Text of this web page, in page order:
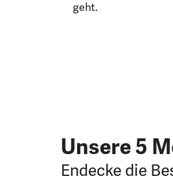
geht.
Unsere 5
Endecke die